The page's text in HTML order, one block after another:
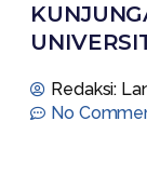
Redaksi:
No